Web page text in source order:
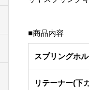
■商品内容
スプリングホ
リテーナー(下